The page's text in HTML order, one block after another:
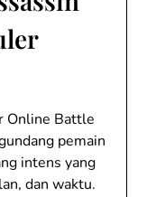
Online Battle
pemain
intens yang
dan waktu.